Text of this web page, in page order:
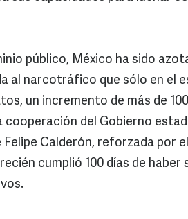
público, México ha sido
al narcotráfico que sólo en el
un incremento de más de
cooperación del Gobierno
Felipe Calderón, reforzada por
cumplió 100 días de